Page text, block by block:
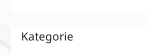
Kategorie